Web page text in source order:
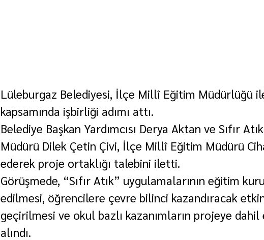
Lüleburgaz Belediyesi, İlçe Millî Eğitim Müdürlüğü
kapsamında işbirliği adımı attı.
Belediye Başkan Yardımcısı Derya Aktan ve Sıfır
Müdürü Dilek Çetin Çivi, İlçe Millî Eğitim Müdürü
ederek proje ortaklığı talebini iletti.
Görüşmede, “Sıfır Atık” uygulamalarının eğitim
edilmesi, öğrencilere çevre bilinci kazandıracak
geçirilmesi ve okul bazlı kazanımların projeye
alındı.